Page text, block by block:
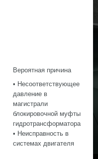
Вероятная причина
• Несоответствующее
давление в
магистрали
блокировочной муфты
гидротрансформатора
• Неисправность в
системах двигателя